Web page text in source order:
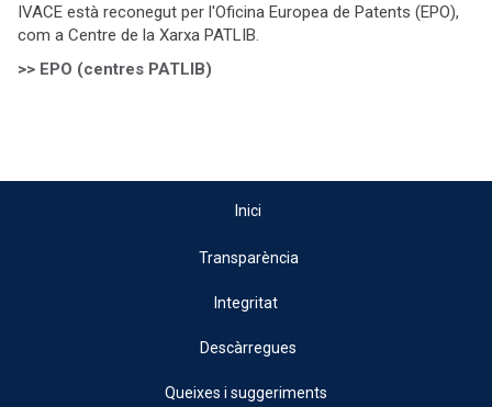
IVACE està reconegut per l'Oficina Europea de Patents (EPO),
com a Centre de la Xarxa PATLIB.
>> EPO (centres PATLIB)
Inici
Transparència
Integritat
Descàrregues
Queixes i suggeriments